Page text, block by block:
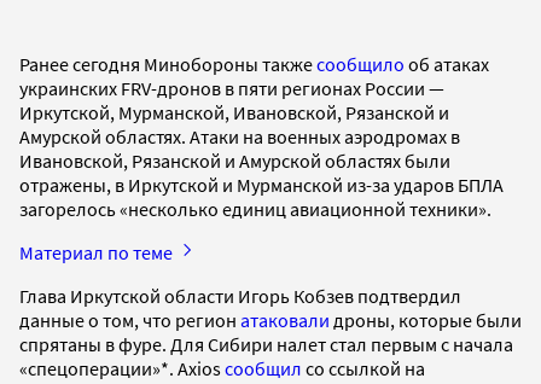
Ранее сегодня Минобороны такжесообщило об атаках
украинских FRV-дронов в пяти регионах России —
Иркутской, Мурманской, Ивановской, Рязанской и
Амурской областях. Атаки на военных аэродромах в
Ивановской, Рязанской и Амурской областях были
отражены, в Иркутской и Мурманской из-за ударов БПЛА
загорелось «несколько единиц авиационной техники».
Материал по теме
Глава Иркутской области Игорь Кобзев подтвердил
данные о том, что регион атаковали дроны, которые были
спрятаны в фуре. Для Сибири налет стал первым с начала
«спецоперации»*. Axiosсообщил со ссылкой на